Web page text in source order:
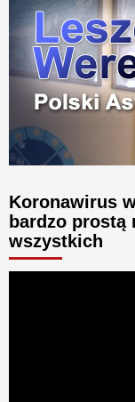
Koronawirus
bardzo prostą
wszystkich